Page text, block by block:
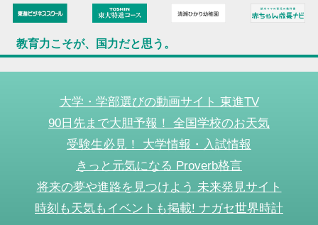
教育力こそが、国力だと思う。
大学・学部選びの動画サイト 東進TV
90日先まで大胆予報！ 全国学校のお天気
受験生必見！ 大学情報・入試情報
きっと元気になる Proverb格言
将来の夢や進路を見つけよう 未来発見サイト
時刻も天気もイベントも掲載! ナガセ世界時計